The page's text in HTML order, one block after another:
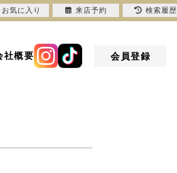
社概要 会員登録
お気に入り 来店予約 検索履歴